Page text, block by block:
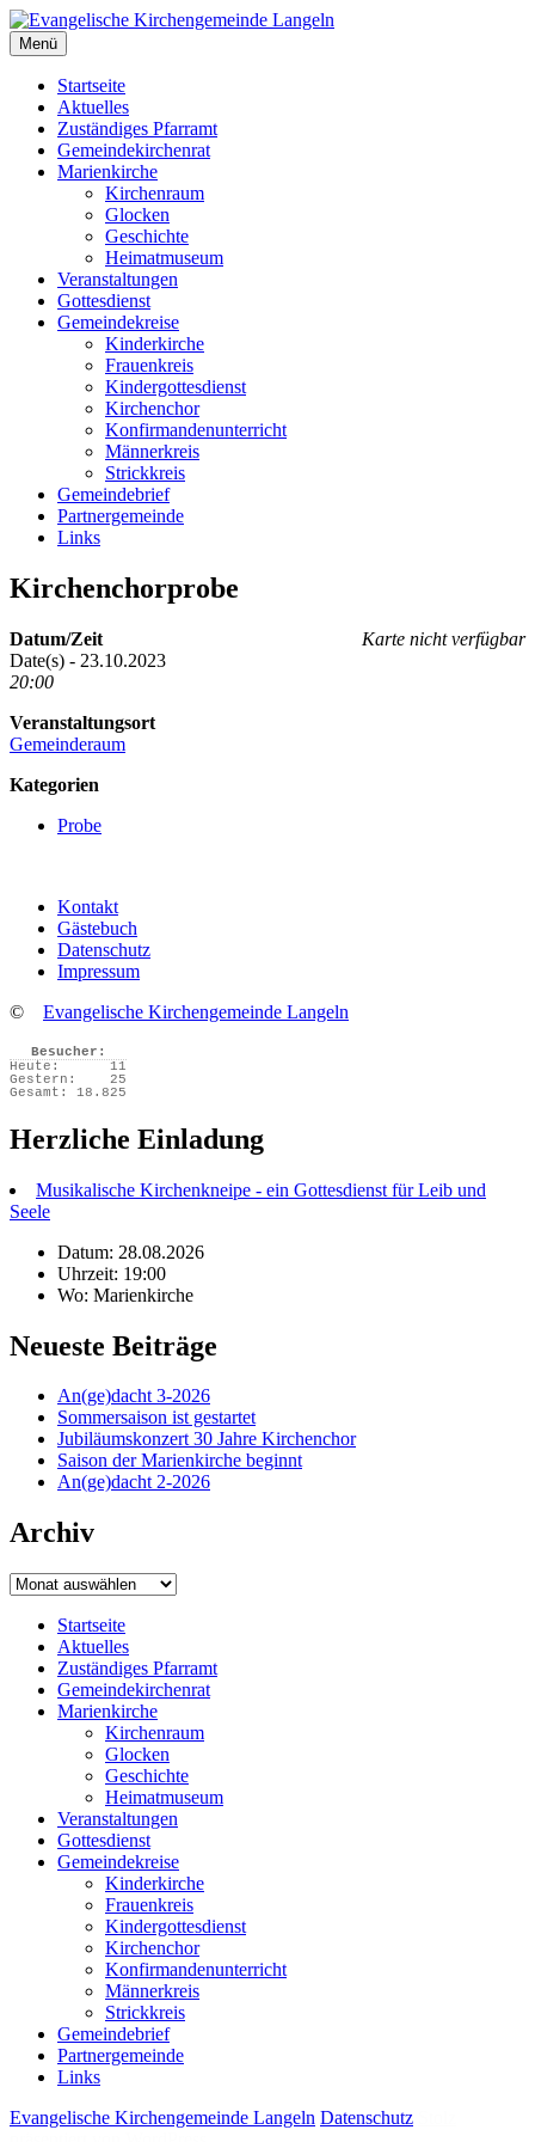
Zum
Inhalt
springen
Evangelische Kirchengemeinde Langeln
Evangelische Kirchengemeinde Langeln
Menü
Startseite
Aktuelles
Zuständiges Pfarramt
Gemeindekirchenrat
Marienkirche
Kirchenraum
Glocken
Geschichte
Heimatmuseum
Veranstaltungen
Gottesdienst
Gemeindekreise
Kinderkirche
Frauenkreis
Kindergottesdienst
Kirchenchor
Konfirmandenunterricht
Männerkreis
Strickkreis
Gemeindebrief
Partnergemeinde
Links
Kirchenchorprobe
Karte nicht verfügbar
Datum/Zeit
Date(s) - 23.10.2023
20:00
Veranstaltungsort
Gemeinderaum
Kategorien
Probe
Kontakt
Gästebuch
Datenschutz
Impressum
© Evangelische Kirchengemeinde Langeln
Besucher:
Heute:
11
Gestern:
25
Gesamt:
18.825
Herzliche Einladung
Musikalische Kirchenkneipe - ein Gottesdienst für Leib und
Seele
Datum: 28.08.2026
Uhrzeit: 19:00
Wo: Marienkirche
Neueste Beiträge
An(ge)dacht 3-2026
Sommersaison ist gestartet
Jubiläumskonzert 30 Jahre Kirchenchor
Saison der Marienkirche beginnt
An(ge)dacht 2-2026
Archiv
Archiv
Startseite
Aktuelles
Zuständiges Pfarramt
Gemeindekirchenrat
Marienkirche
Kirchenraum
Glocken
Geschichte
Heimatmuseum
Veranstaltungen
Gottesdienst
Gemeindekreise
Kinderkirche
Frauenkreis
Kindergottesdienst
Kirchenchor
Konfirmandenunterricht
Männerkreis
Strickkreis
Gemeindebrief
Partnergemeinde
Links
Evangelische Kirchengemeinde Langeln Datenschutz